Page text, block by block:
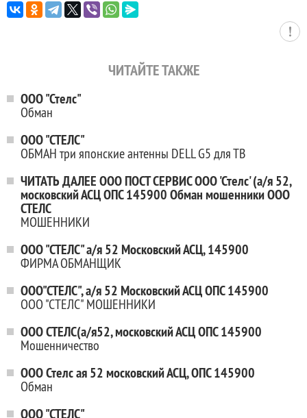
ЧИТАЙТЕ ТАКЖЕ
ООО "Стелс"
Обман
ООО "СТЕЛС"
ОБМАН три японские антенны DELL G5 для ТВ
ЧИТАТЬ ДАЛЕЕ ООО ПОСТ СЕРВИС ООО 'Стелс' (а/я 52,
московский АСЦ ОПС 145900 Обман мошенники ООО
СТЕЛС
МОШЕННИКИ
ООО "СТЕЛС" а/я 52 Московский АСЦ, 145900
ФИРМА ОБМАНЩИК
ООО"СТЕЛС", а/я 52 Московский АСЦ ОПС 145900
ООО "СТЕЛС" МОШЕННИКИ
ООО СТЕЛС(а/я52, московский АСЦ ОПС 145900
Мошенничество
ООО Стелс ая 52 московский АСЦ, ОПС 145900
Обман
ООО "СТЕЛС"